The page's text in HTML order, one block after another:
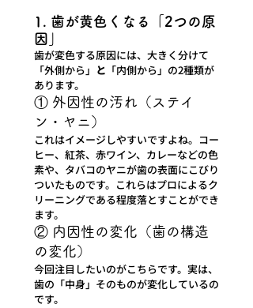
1. 歯が黄色くなる「2つの原
因」
歯が変色する原因には、大きく分けて
「外側から」 と 「内側から」の2種類が
あります。
① 外因性の汚れ（ステイ
ン・ヤニ）
これはイメージしやすいですよね。コー
ヒー、紅茶、赤ワイン、カレーなどの色
素や、タバコのヤニが歯の表面にこびり
ついたものです。これらはプロによるク
リーニングである程度落とすことができ
ます。
② 内因性の変化（歯の構造
の変化）
今回注目したいのがこちらです。実は、
歯の「中身」そのものが変化しているの
です。